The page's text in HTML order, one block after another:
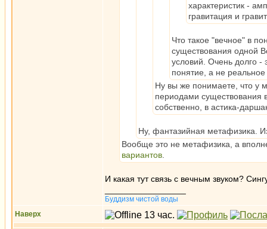
характеристик -
гравитация и
Что такое "вечное" в
существования одной
условий. Очень долго -
понятие, а не
Ну вы же понимаете, что у
периодами существования
собственно, в астика-
Ну, фантазийная метафизика.
Вообще это не метафизика, а
вариантов
И какая тут связь с вечным звуком?
Буддизм чистой воды
Наверх